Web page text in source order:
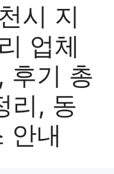
시 지
업체
후기 총
리, 동
안내